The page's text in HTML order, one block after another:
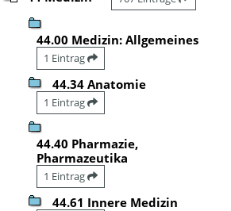
44.00 Medizin: Allgemeines
1 Eintrag
44.34 Anatomie
1 Eintrag
44.40 Pharmazie,
Pharmazeutika
1 Eintrag
44.61 Innere Medizin